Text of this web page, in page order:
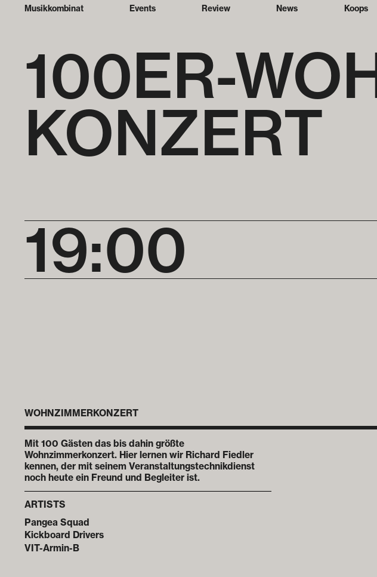
Musikkombinat Events Review News Koops
100ER-
KONZERT
19:00
WOHNZIMMERKONZERT
Mit 100 Gästen das bis dahin größte
Wohnzimmerkonzert. Hier lernen wir Richard Fiedler
kennen, der mit seinem Veranstaltungstechnikdienst
noch heute ein Freund und Begleiter ist.
ARTISTS
Pangea Squad
Kickboard Drivers
VIT-Armin-B